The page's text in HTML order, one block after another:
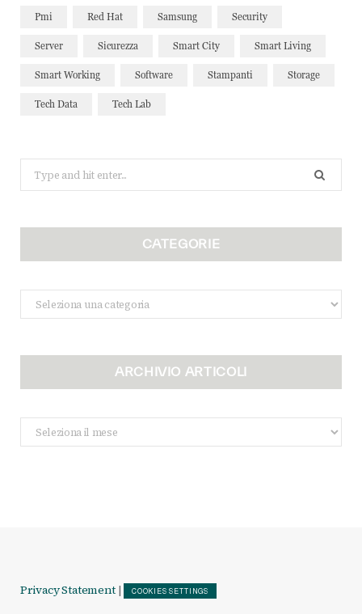
Pmi Red Hat Samsung Security
Server Sicurezza Smart City Smart Living
Smart Working Software Stampanti Storage
Tech Data Tech Lab
for:
CATEGORIE
Categorie
ARCHIVIO ARTICOLI
Archivio
Articoli
Privacy Statement | COOKIES SETTINGS